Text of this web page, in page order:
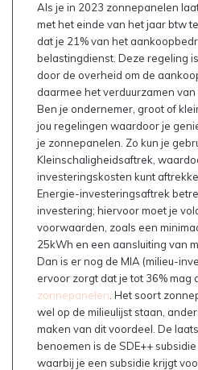
Als je in 2023 zonnepanelen
met het einde van het jaar btw
dat je 21% van het
belastingdienst. Deze regeling
door de overheid om de
daarmee het verduurzamen
Ben je ondernemer, groot of
jou regelingen waardoor je
je zonnepanelen. Zo kun je
Kleinschaligheidsaftrek,
investeringskosten kunt
Energie-investeringsaftrek
investering; hiervoor moet je
voorwaarden, zoals een
25kWh en een aansluiting van
Dan is er nog de MIA (milieu-
ervoor zorgt dat je tot 36% mag
zonnepanelen . Het soort
wel op de milieulijst staan,
maken van dit voordeel. De
benoemen is de SDE++
waarbij je een subsidie krijgt